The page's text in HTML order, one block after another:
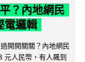
？內地網民
電邏輯
開開關關？內地網民
元人民幣，有人飆到